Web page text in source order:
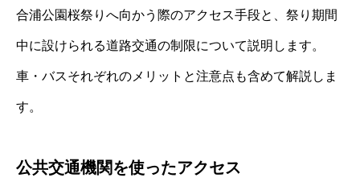
合浦公園桜祭りへ向かう際のアクセス手段と、祭り期間
中に設けられる道路交通の制限について説明します。
車・バスそれぞれのメリットと注意点も含めて解説しま
す。
公共交通機関を使ったアクセス